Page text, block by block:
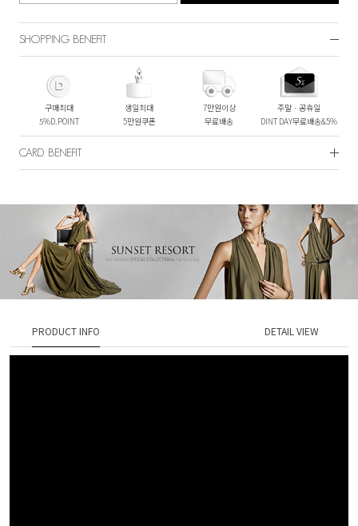
SHOPPING BENEFIT
구매최대
5%D.POINT
생일최대
5만원쿠폰
7만원이상
무료배송
주말ㆍ공휴일
DINT DAY무료배송&5%
CARD BENEFIT
PRODUCT INFO DETAIL VIEW